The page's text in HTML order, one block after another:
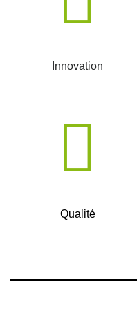
Innovation
Qualité